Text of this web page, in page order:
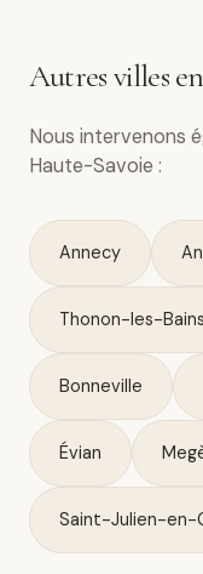
Autres villes
Nous intervenons
Haute-Savoie :
Annecy
Thonon-les-Bains
Bonneville
Évian
Saint-Julien-en-